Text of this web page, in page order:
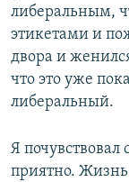
либеральным,
этикетами и
двора и
что это уже
либеральный.
Я почувствовал
приятно. Жизнь